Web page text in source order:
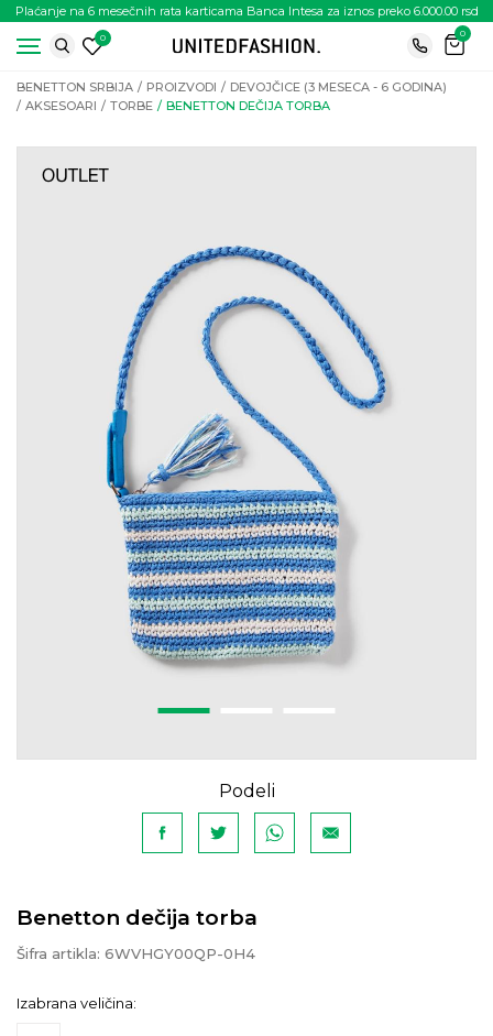
Plaćanje na 6 mesečnih rata karticama Banca Intesa za iznos preko 6.000.00 rsd
0
0
BENETTON SRBIJA PROIZVODI
DEVOJČICE (3 MESECA - 6 GODINA)
AKSESOARI
TORBE BENETTON DEČIJA TORBA
Podeli
Benetton dečija torba
Šifra artikla: 6WVHGY00QP-0H4
Izabrana veličina: